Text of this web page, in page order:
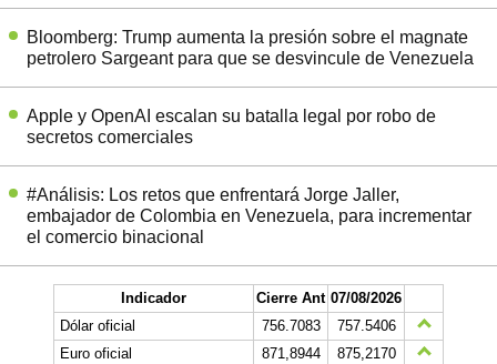
Bloomberg: Trump aumenta la presión sobre el magnate
petrolero Sargeant para que se desvincule de Venezuela
Apple y OpenAI escalan su batalla legal por robo de
secretos comerciales
#Análisis: Los retos que enfrentará Jorge Jaller,
embajador de Colombia en Venezuela, para incrementar
el comercio binacional
Indicador Cierre Ant 07/08/2026
Dólar oficial
756.7083
757.5406
Euro oficial
871,8944
875,2170